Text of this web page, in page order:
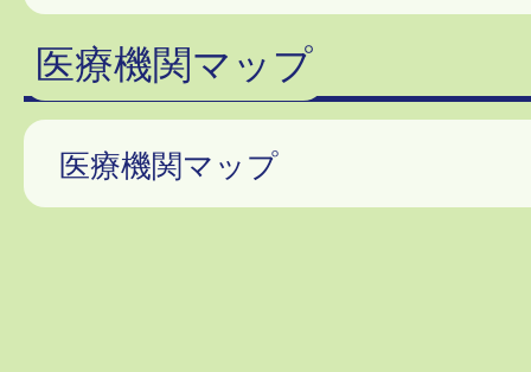
医療機関マップ
医療機関マップ